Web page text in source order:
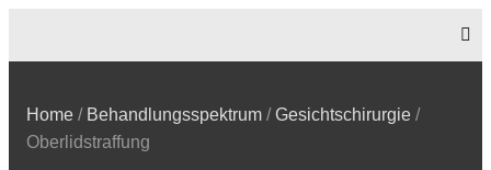
Home / Behandlungsspektrum /Gesichtschirurgie /
Oberlidstraffung